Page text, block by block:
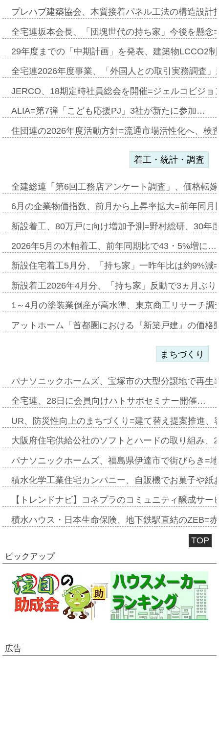
プレハブ建築協会、木質接着パネル工法の構造設
全宅連坂本会長、「団塊世代の持ち家」今後を懸
29年度までの「中期計画」を発表、建築物LCCO2
全宅連2026年度事業、「外国人との取引実務調査
JERCO、18期定時社員総会を開催=ジェルコビジ
ALIA=第7弾「こども応援PJ」3社が新たに参加…
住団連の2026年度活動方針=流通市場活性化へ、検
着工・統計・調査
全建総連「第6回工務店アンケート調査」、価格転
6月の企業物価指数、前月から上昇率拡大=前年同
新設着工、80万戸に向け増加予測=野村総研、30年
2026年5月の木軸着工、前年同期比で43・5%増に…
新設住宅着工5月分、「持ち家」一昨年比は約9%
新設着工2026年4月分、「持ち家」反動で3ヵ月ぶ
1～4月の塗装業倒産が高水準、東京商工リサーチ
アットホーム「首都圏における『新築戸建』の価
まちづくり
パナソニックホームズ、宝塚市の大型分譲地で再
全宅連、28日に会員向けハトサポセミナー開催…
UR、防災性向上のまちづくり=建て替え提案推進
大阪府住宅供給公社のソフトとハードの取り組み
パナソニックホームズ、福島県伊達市で街びらき=
積水化学工業住宅カンパニー、自販機でお菓子や
【トレンドナビ】コネプラのコミュニティ醸成サ
積水ハウス・日本生命保険、地下鉄駅直結のZEB=
TOP
ピックアップ
広告